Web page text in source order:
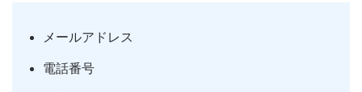
メールアドレス
電話番号